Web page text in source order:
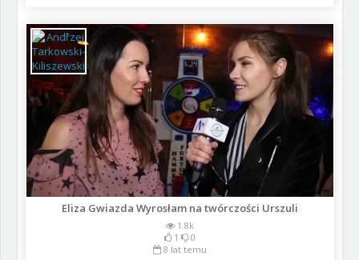
Eliza Gwiazda Wyrosłam na twórczości Urszuli
1.8k
1
0
8 lat temu